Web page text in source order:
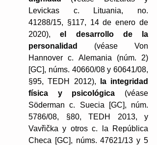
Levickas c. Lituania, no.
41288/15, §117, 14 de enero de
2020), el desarrollo de la
personalidad
(véase Von
Hannover c. Alemania (núm. 2)
[GC], núms. 40660/08 y 60641/08,
§95, TEDH 2012), la integridad
física y psicológica (véase
Söderman c. Suecia [GC], núm.
5786/08, §80, TEDH 2013, y
Vavřička y otros c. la República
Checa [GC], núms. 47621/13 y 5